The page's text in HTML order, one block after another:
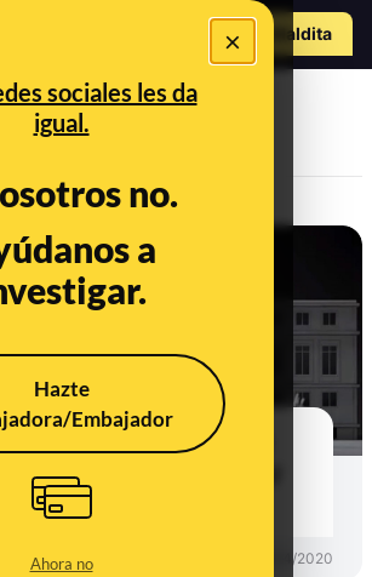
×
sociales les da
igual.
no.
a
Hazte
Embajador
Ahora no
Hazte Maldita
'La casa de papel' en
cuánto costó y
grabó
03/04/2020